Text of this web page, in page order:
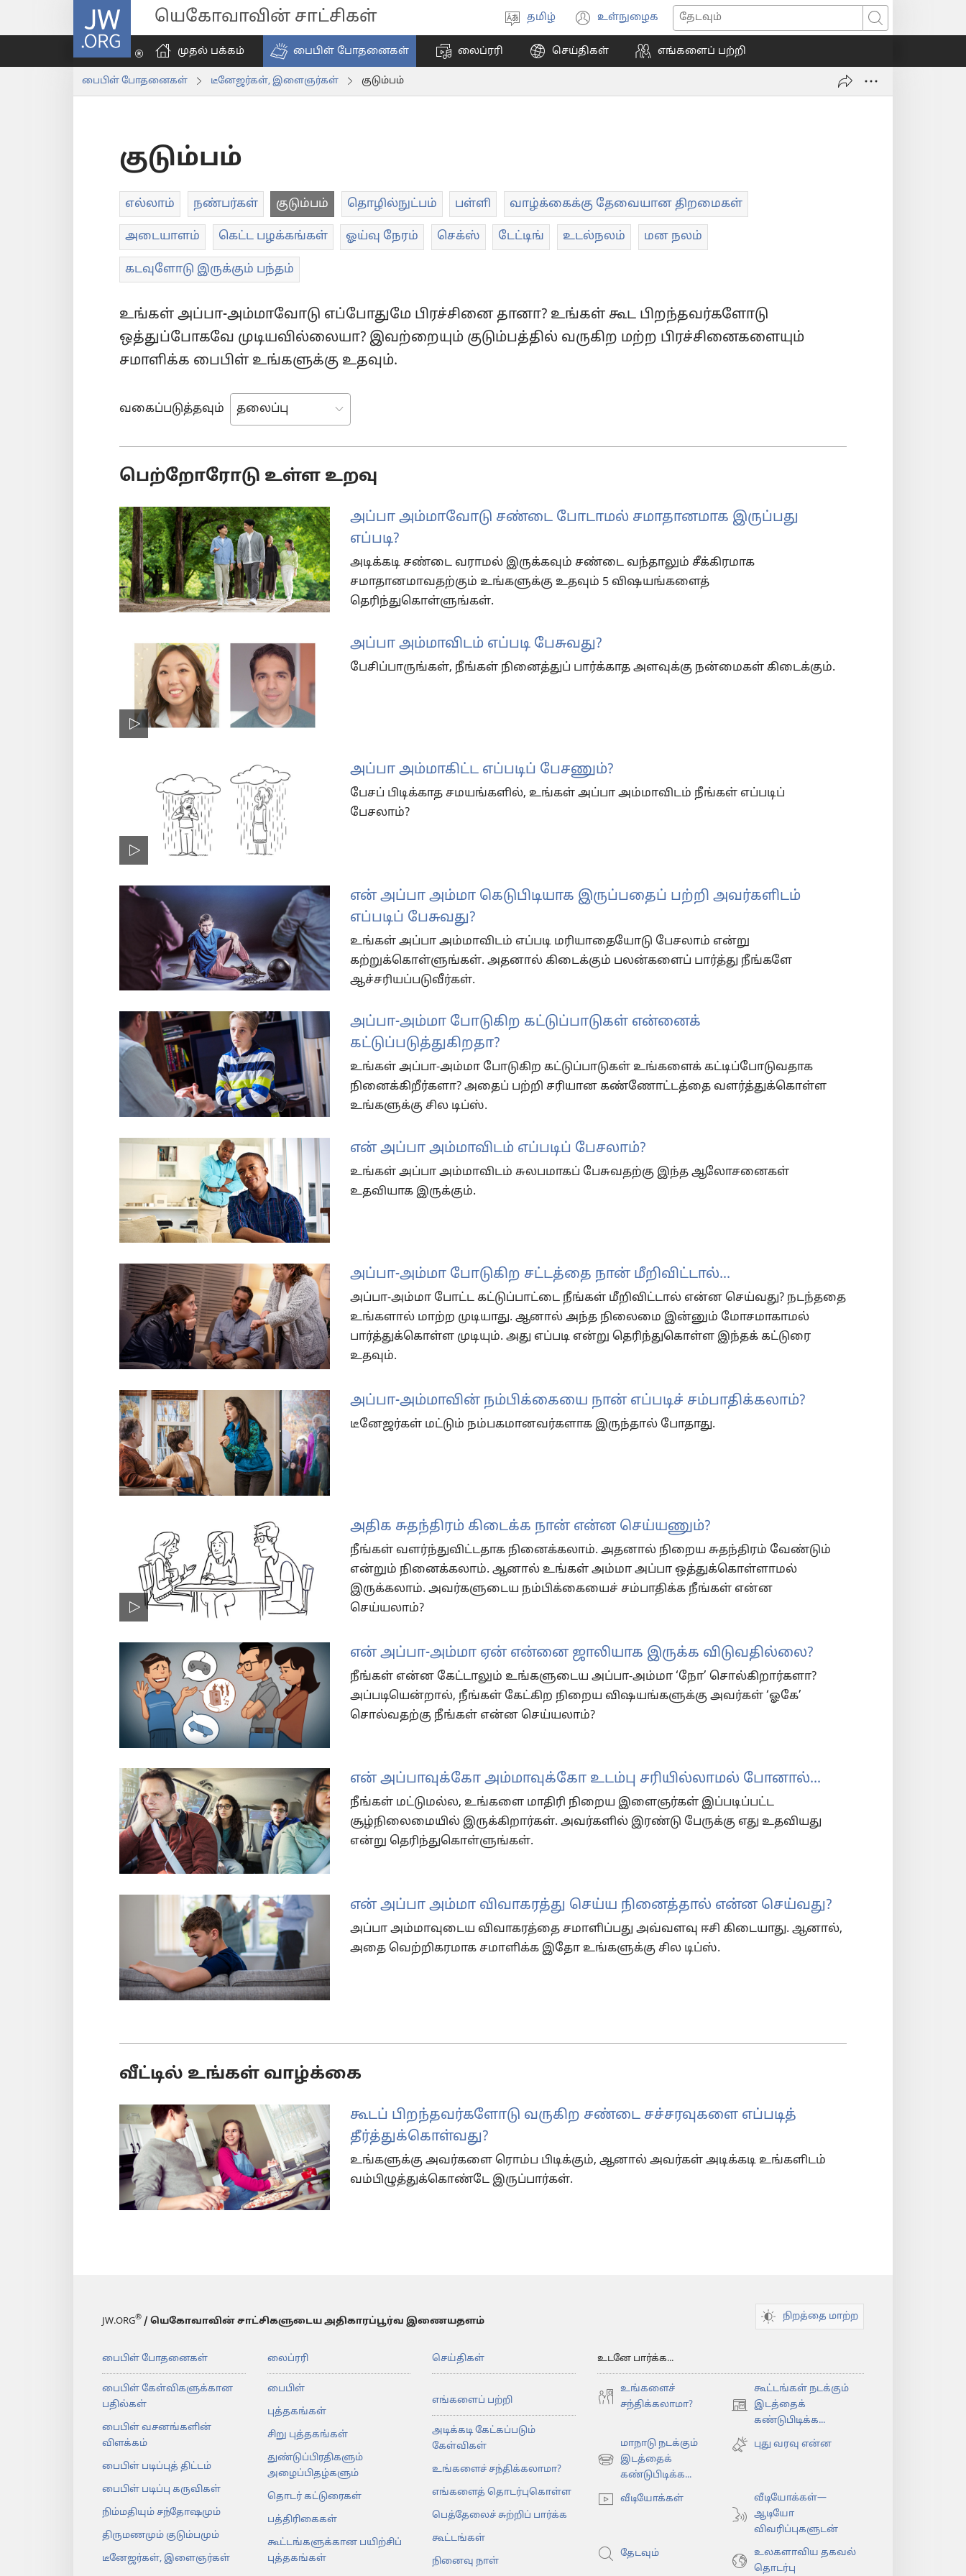
JW.ORG யெகோவாவின் சாட்சிகள்
மொழியை
தேர்ந்தெடுங்கள்
தமிழ் உள்நுழைக
(opens
window)
தேடவும்
முதல் பக்கம் பைபிள் போதனைகள் லைப்ரரி செய்திகள் எங்களைப் பற்றி
பைபிள் போதனைகள் டீனேஜர்கள், இளைஞர்கள் குடும்பம்
குடும்பம்
எல்லாம் நண்பர்கள் குடும்பம் தொழில்நுட்பம் பள்ளி வாழ்க்கைக்கு தேவையான திறமைகள்
அடையாளம் கெட்ட பழக்கங்கள் ஓய்வு நேரம் செக்ஸ் டேட்டிங் உடல்நலம் மன நலம்
கடவுளோடு இருக்கும் பந்தம்
உங்கள் அப்பா-அம்மாவோடு எப்போதுமே பிரச்சினை தானா? உங்கள் கூட பிறந்தவர்களோடு
ஒத்துப்போகவே முடியவில்லையா? இவற்றையும் குடும்பத்தில் வருகிற மற்ற பிரச்சினைகளையும்
சமாளிக்க பைபிள் உங்களுக்கு உதவும்.
வகைப்படுத்தவும்
பெற்றோரோடு உள்ள உறவு
அப்பா அம்மாவோடு சண்டை போடாமல் சமாதானமாக இருப்பது
எப்படி?
அடிக்கடி சண்டை வராமல் இருக்கவும் சண்டை வந்தாலும் சீக்கிரமாக
சமாதானமாவதற்கும் உங்களுக்கு உதவும் 5 விஷயங்களைத்
தெரிந்துகொள்ளுங்கள்.
அப்பா அம்மாவிடம் எப்படி பேசுவது?
பேசிப்பாருங்கள், நீங்கள் நினைத்துப் பார்க்காத அளவுக்கு நன்மைகள் கிடைக்கும்.
அப்பா அம்மாகிட்ட எப்படிப் பேசணும்?
பேசப் பிடிக்காத சமயங்களில், உங்கள் அப்பா அம்மாவிடம் நீங்கள் எப்படிப்
பேசலாம்?
என் அப்பா அம்மா கெடுபிடியாக இருப்பதைப் பற்றி அவர்களிடம்
எப்படிப் பேசுவது?
உங்கள் அப்பா அம்மாவிடம் எப்படி மரியாதையோடு பேசலாம் என்று
கற்றுக்கொள்ளுங்கள். அதனால் கிடைக்கும் பலன்களைப் பார்த்து நீங்களே
ஆச்சரியப்படுவீர்கள்.
அப்பா-அம்மா போடுகிற கட்டுப்பாடுகள் என்னைக்
கட்டுப்படுத்துகிறதா?
உங்கள் அப்பா-அம்மா போடுகிற கட்டுப்பாடுகள் உங்களைக் கட்டிப்போடுவதாக
நினைக்கிறீர்களா? அதைப் பற்றி சரியான கண்ணோட்டத்தை வளர்த்துக்கொள்ள
உங்களுக்கு சில டிப்ஸ்.
என் அப்பா அம்மாவிடம் எப்படிப் பேசலாம்?
உங்கள் அப்பா அம்மாவிடம் சுலபமாகப் பேசுவதற்கு இந்த ஆலோசனைகள்
உதவியாக இருக்கும்.
அப்பா-அம்மா போடுகிற சட்டத்தை நான் மீறிவிட்டால்...
அப்பா-அம்மா போட்ட கட்டுப்பாட்டை நீங்கள் மீறிவிட்டால் என்ன செய்வது? நடந்ததை
உங்களால் மாற்ற முடியாது. ஆனால் அந்த நிலைமை இன்னும் மோசமாகாமல்
பார்த்துக்கொள்ள முடியும். அது எப்படி என்று தெரிந்துகொள்ள இந்தக் கட்டுரை
உதவும்.
அப்பா-அம்மாவின் நம்பிக்கையை நான் எப்படிச் சம்பாதிக்கலாம்?
டீனேஜர்கள் மட்டும் நம்பகமானவர்களாக இருந்தால் போதாது.
அதிக சுதந்திரம் கிடைக்க நான் என்ன செய்யணும்?
நீங்கள் வளர்ந்துவிட்டதாக நினைக்கலாம். அதனால் நிறைய சுதந்திரம் வேண்டும்
என்றும் நினைக்கலாம். ஆனால் உங்கள் அம்மா அப்பா ஒத்துக்கொள்ளாமல்
இருக்கலாம். அவர்களுடைய நம்பிக்கையைச் சம்பாதிக்க நீங்கள் என்ன
செய்யலாம்?
என் அப்பா-அம்மா ஏன் என்னை ஜாலியாக இருக்க விடுவதில்லை?
நீங்கள் என்ன கேட்டாலும் உங்களுடைய அப்பா-அம்மா ‘நோ’ சொல்கிறார்களா?
அப்படியென்றால், நீங்கள் கேட்கிற நிறைய விஷயங்களுக்கு அவர்கள் ‘ஓகே’
சொல்வதற்கு நீங்கள் என்ன செய்யலாம்?
என் அப்பாவுக்கோ அம்மாவுக்கோ உடம்பு சரியில்லாமல் போனால்...
நீங்கள் மட்டுமல்ல, உங்களை மாதிரி நிறைய இளைஞர்கள் இப்படிப்பட்ட
சூழ்நிலைமையில் இருக்கிறார்கள். அவர்களில் இரண்டு பேருக்கு எது உதவியது
என்று தெரிந்துகொள்ளுங்கள்.
என் அப்பா அம்மா விவாகரத்து செய்ய நினைத்தால் என்ன செய்வது?
அப்பா அம்மாவுடைய விவாகரத்தை சமாளிப்பது அவ்வளவு ஈசி கிடையாது. ஆனால்,
அதை வெற்றிகரமாக சமாளிக்க இதோ உங்களுக்கு சில டிப்ஸ்.
வீட்டில் உங்கள் வாழ்க்கை
கூடப் பிறந்தவர்களோடு வருகிற சண்டை சச்சரவுகளை எப்படித்
தீர்த்துக்கொள்வது?
உங்களுக்கு அவர்களை ரொம்ப பிடிக்கும், ஆனால் அவர்கள் அடிக்கடி உங்களிடம்
வம்பிழுத்துக்கொண்டே இருப்பார்கள்.
JW.ORG® / யெகோவாவின் சாட்சிகளுடைய அதிகாரப்பூர்வ இணையதளம் நிறத்தை மாற்ற
பைபிள் போதனைகள்
பைபிள் கேள்விகளுக்கான
பதில்கள்
பைபிள் வசனங்களின்
விளக்கம்
பைபிள் படிப்புத் திட்டம்
பைபிள் படிப்பு கருவிகள்
நிம்மதியும் சந்தோஷமும்
திருமணமும் குடும்பமும்
டீனேஜர்கள், இளைஞர்கள்
லைப்ரரி
பைபிள்
புத்தகங்கள்
சிறு புத்தகங்கள்
துண்டுப்பிரதிகளும்
அழைப்பிதழ்களும்
தொடர் கட்டுரைகள்
பத்திரிகைகள்
கூட்டங்களுக்கான பயிற்சிப்
புத்தகங்கள்
செய்திகள்
எங்களைப் பற்றி
அடிக்கடி கேட்கப்படும்
கேள்விகள்
உங்களைச் சந்திக்கலாமா?
எங்களைத் தொடர்புகொள்ள
பெத்தேலைச் சுற்றிப் பார்க்க
கூட்டங்கள்
நினைவு நாள்
உடனே பார்க்க...
உங்களைச்
சந்திக்கலாமா?
கூட்டங்கள் நடக்கும்
இடத்தைக்
கண்டுபிடிக்க...
(opens
window)
மாநாடு நடக்கும்
இடத்தைக்
கண்டுபிடிக்க...
(opens
window)
புது வரவு என்ன
வீடியோக்கள்
வீடியோக்கள்—
ஆடியோ
விவரிப்புகளுடன்
தேடவும்
உலகளாவிய தகவல்
தொடர்பு